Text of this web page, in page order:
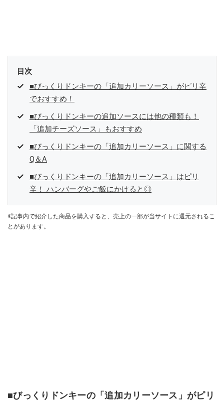
目次
■びっくりドンキーの「追加カリーソース」がピリ辛
でおすすめ！
■びっくりドンキーの追加ソースには他の種類も！
「追加チーズソース」もおすすめ
■びっくりドンキーの「追加カリーソース」に関する
Q＆A
■びっくりドンキーの「追加カリーソース」はピリ
辛！ ハンバーグやご飯にかけると◎
※記事内で紹介した商品を購入すると、売上の一部が当サイトに還元されるこ
とがあります。
■びっくりドンキーの「追加カリーソース」がピリ